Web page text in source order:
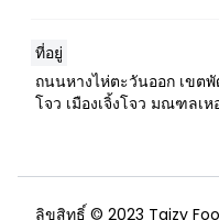
ที่อยู่
ถนนหางไห่ตะวันออก เขต
โจว เมืองเจิ้งโจว มณฑลเ
ลิขสิทธิ์ © 2023 Taizy